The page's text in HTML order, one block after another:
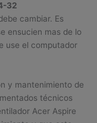
32
cambiar. Es
ensucien mas de lo
use el computador
y mantenimiento de
técnicos
Acer Aspire